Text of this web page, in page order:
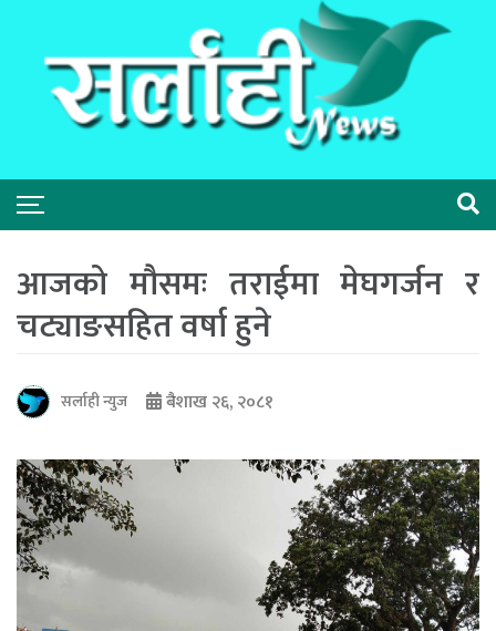
आजको मौसमः तराईमा मेघगर्जन र
चट्याङसहित वर्षा हुने
सर्लाही न्युज बैशाख २६, २०८१